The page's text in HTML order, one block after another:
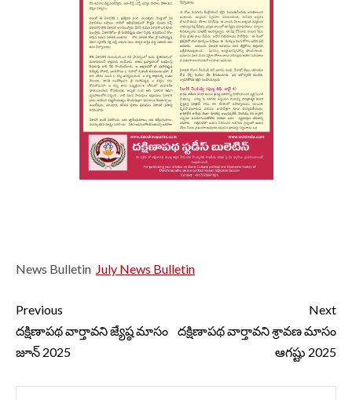
News Bulletin July News Bulletin
Continue
Reading
Previous
దక్షిణాపథ వార్తావని జ్యేష్ఠ మాసం
జూన్ 2025
Next
దక్షిణాపథ వార్తావని శ్రావణ మాసం
ఆగష్టు 2025